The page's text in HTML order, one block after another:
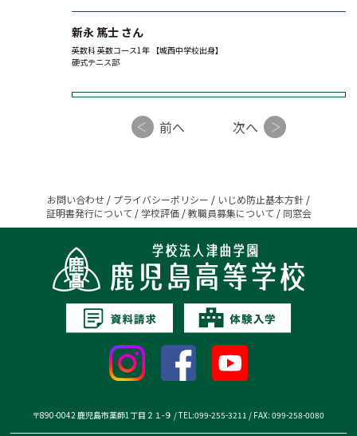
新永 篤士 さん
英数科 英数コース1年 【城西中学校出身】
硬式テニス部
前へ 次へ
お問い合わせ / プライバシーポリシー / いじめ防止基本方針 /
証明書発行について / 学校評価/教職員募集について / 同窓会
〒890-0042 鹿児島市薬師1丁目２１-９ / TEL:099-255-3211 / FAX: 099-258-0080